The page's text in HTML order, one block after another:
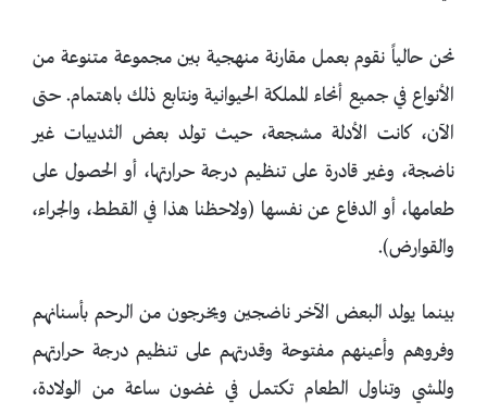
نحن حالياً نقوم بعمل مقارنة منهجية بين مجموعة متنوعة من
الأنواع في جميع أنحاء المملكة الحيوانية ونتابع ذلك باهتمام. حتى
الآن، كانت الأدلة مشجعة، حيث تولد بعض الثدييات غير
ناضجة، وغير قادرة على تنظيم درجة حرارتها، أو الحصول على
طعامها، أو الدفاع عن نفسها (ولاحظنا هذا في القطط، والجراء،
والقوارض).
بينما يولد البعض الآخر ناضجين ويخرجون من الرحم بأسنانهم
وفروهم وأعينهم مفتوحة وقدرتهم على تنظيم درجة حرارتهم
والمشي وتناول الطعام تكتمل في غضون ساعة من الولادة،